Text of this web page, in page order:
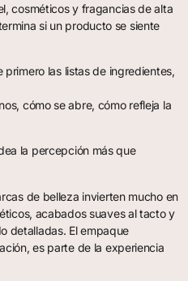
cosméticos y fragancias de alta
si un producto se siente
las listas de ingredientes,
cómo se abre, cómo refleja la
la percepción más que
de belleza invierten mucho en
acabados suaves al tacto y
detalladas. El empaque
es parte de la experiencia